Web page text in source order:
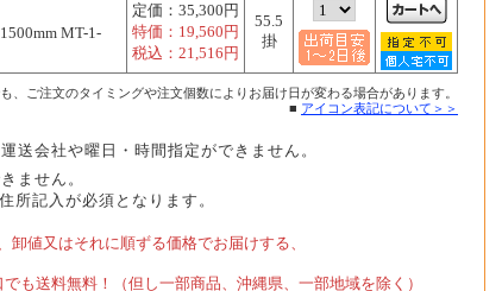
MT-1-
定価： 35,300円
特価： 19,560円
税込： 21,516円
55.5
掛
、ご注文のタイミングや注文個数によりお届け日が変わる場合があります。
■ アイコン表記について＞＞
送会社や曜日・時間指定ができません。
ません。
所記入が必須となります。
値又はそれに順ずる価格でお届けする、
も送料無料！（但し一部商品、沖縄県、一部地域を除く）